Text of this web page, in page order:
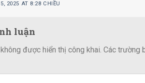
2025 AT 8:28 CHIỀU
luận
được hiển thị công khai. Các trường